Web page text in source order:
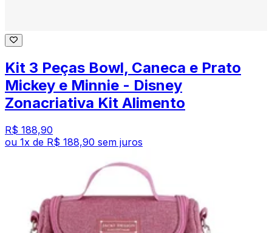
Kit 3 Peças Bowl, Caneca e Prato
Mickey e Minnie - Disney
Zonacriativa Kit Alimento
R$ 188,90
ou 1x de R$ 188,90 sem juros